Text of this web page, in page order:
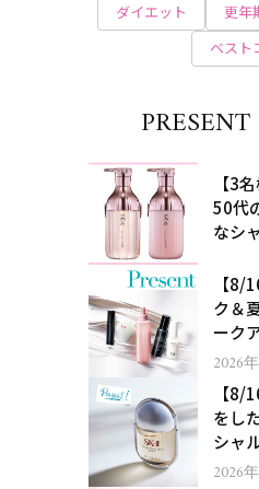
ダイエット
更年
ベスト
【3
50代
なシ
処！
【8/
ク＆
ーク
レゼ
2026
で【8/
をし
シャル トリートメント
ムを
2026